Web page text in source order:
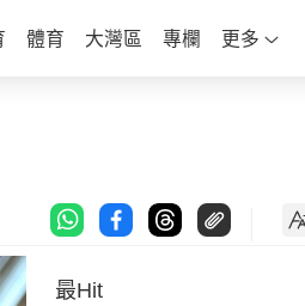
體育 大灣區 專欄 更多
最Hit